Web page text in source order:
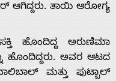
ಆಗಿದ್ದರು. ತಾಯಿ ಆರೋಗ್ಯ
ಹೊಂದಿದ್ದ ಅರುಣಿಮಾ
ಹೊಂದಿದ್ದರು. ಅವರ ಆಟದ
ಮತ್ತು ಫುಟ್ಬಾಲ್